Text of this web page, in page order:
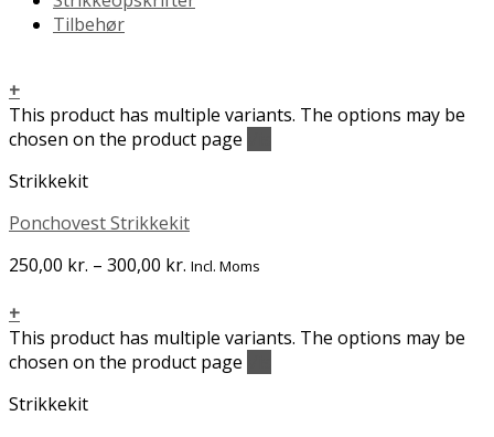
Tilbehør
+
This product has multiple variants. The options may be
chosen on the product page
Strikkekit
Ponchovest Strikkekit
250,00 kr. – 300,00 kr. Incl. Moms
+
This product has multiple variants. The options may be
chosen on the product page
Strikkekit